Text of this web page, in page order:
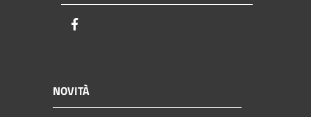
NOVITÀ